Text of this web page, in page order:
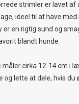
strimler er lavet af
ideel til at have
er en rigtig sund og
blandt hunde.
cirka 12-14 cm i
og lette at dele, hvis